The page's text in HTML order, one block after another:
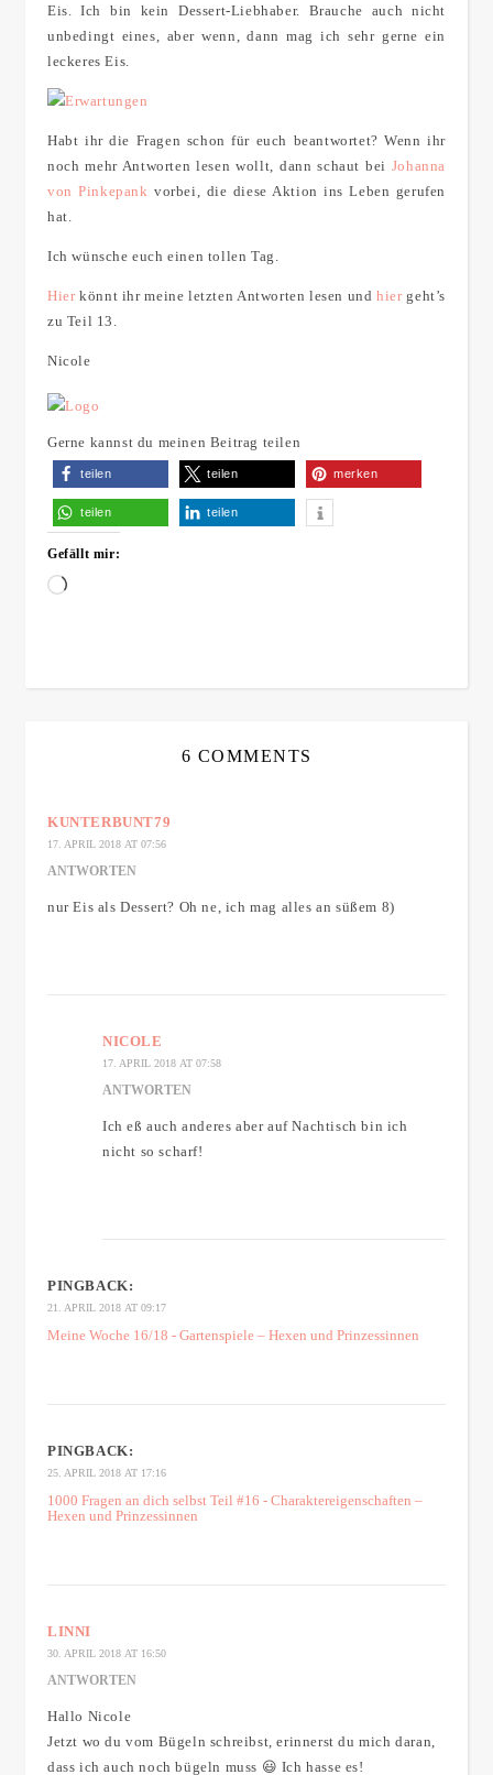
Eis. Ich bin kein Dessert-Liebhaber. Brauche auch nicht
unbedingt eines, aber wenn, dann mag ich sehr gerne ein
leckeres Eis.
Habt ihr die Fragen schon für euch beantwortet? Wenn ihr
noch mehr Antworten lesen wollt, dann schaut bei Johanna
von Pinkepank vorbei, die diese Aktion ins Leben gerufen
hat.
Ich wünsche euch einen tollen Tag.
Hierkönnt ihr meine letzten Antworten lesen undhiergeht’s
zu Teil 13.
Nicole
Gerne kannst du meinen Beitrag teilen
teilen teilen merken
teilen teilen
Gefällt mir:
Wird geladen …
6 COMMENTS
KUNTERBUNT79
17. APRIL 2018 AT 07:56
ANTWORTEN
nur Eis als Dessert? Oh ne, ich mag alles an süßem 8)
NICOLE
17. APRIL 2018 AT 07:58
ANTWORTEN
Ich eß auch anderes aber auf Nachtisch bin ich
nicht so scharf!
PINGBACK:
21. APRIL 2018 AT 09:17
Meine Woche 16/18 - Gartenspiele – Hexen und Prinzessinnen
PINGBACK:
25. APRIL 2018 AT 17:16
1000 Fragen an dich selbst Teil #16 - Charaktereigenschaften –
Hexen und Prinzessinnen
LINNI
30. APRIL 2018 AT 16:50
ANTWORTEN
Hallo Nicole
Jetzt wo du vom Bügeln schreibst, erinnerst du mich daran,
dass ich auch noch bügeln muss 😃 Ich hasse es!